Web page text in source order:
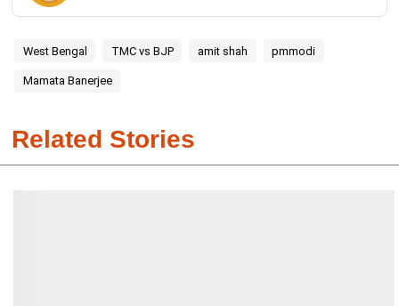
West Bengal TMC vs BJP amit shah pmmodi
Mamata Banerjee
Related Stories